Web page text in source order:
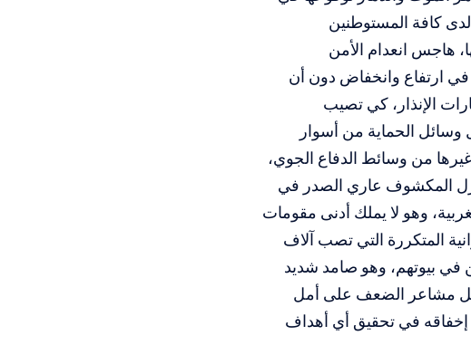
كافة المستوطنين
هاجس انعدام الأمن
في ارتفاع وانخفاض دون أن
الإنذار، كي تصيب
وسائل الحماية من أسوار
من وسائط الدفاع الجوي،
المكشوف عاري الصدر في
وهو لا يملك أدنى مقومات
المتكررة التي تصب آلاف
في بيوتهم، وهو صامد شديد
كل مشاعر الضعف على أمل
في تحقيق أي أهداف